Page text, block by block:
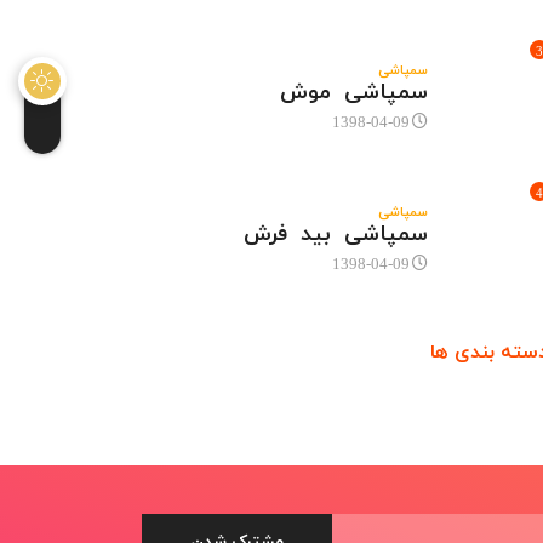
3
سمپاشی
سمپاشی موش
1398-04-09
4
سمپاشی
سمپاشی بید فرش
1398-04-09
بندی ها